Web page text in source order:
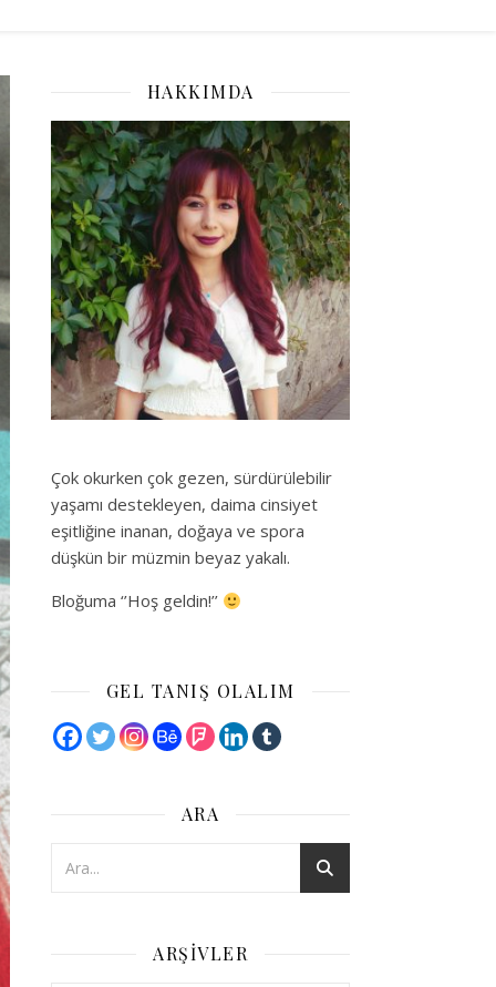
HAKKIMDA
Çok okurken çok gezen, sürdürülebilir
yaşamı destekleyen, daima cinsiyet
eşitliğine inanan, doğaya ve spora
düşkün bir müzmin beyaz yakalı.
Bloğuma ‘’Hoş geldin!’’
GEL TANIŞ OLALIM
ARA
ARŞIVLER